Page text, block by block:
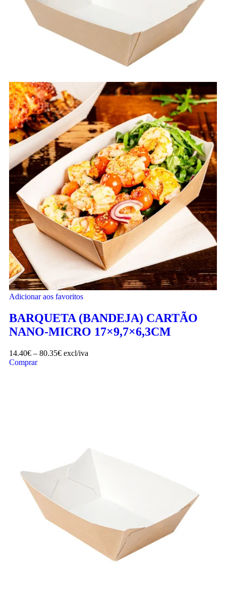
Adicionar aos favoritos
BARQUETA (BANDEJA) CARTÃO
NANO-MICRO 17×9,7×6,3CM
14.40€ – 80.35€ excl/iva
Comprar